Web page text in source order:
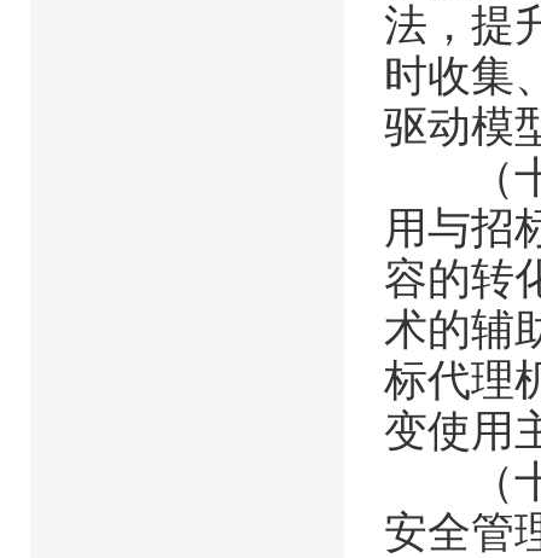
法，提
时收集
驱动模
（十
用与招
容的转
术的辅
标代理
变使用
（十
安全管